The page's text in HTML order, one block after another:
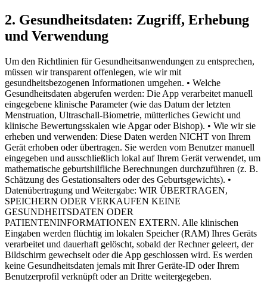
2. Gesundheitsdaten: Zugriff, Erhebung
und Verwendung
Um den Richtlinien für Gesundheitsanwendungen zu entsprechen,
müssen wir transparent offenlegen, wie wir mit
gesundheitsbezogenen Informationen umgehen. • Welche
Gesundheitsdaten abgerufen werden: Die App verarbeitet manuell
eingegebene klinische Parameter (wie das Datum der letzten
Menstruation, Ultraschall-Biometrie, mütterliches Gewicht und
klinische Bewertungsskalen wie Apgar oder Bishop). • Wie wir sie
erheben und verwenden: Diese Daten werden NICHT von Ihrem
Gerät erhoben oder übertragen. Sie werden vom Benutzer manuell
eingegeben und ausschließlich lokal auf Ihrem Gerät verwendet, um
mathematische geburtshilfliche Berechnungen durchzuführen (z. B.
Schätzung des Gestationsalters oder des Geburtsgewichts). •
Datenübertragung und Weitergabe: WIR ÜBERTRAGEN,
SPEICHERN ODER VERKAUFEN KEINE
GESUNDHEITSDATEN ODER
PATIENTENINFORMATIONEN EXTERN. Alle klinischen
Eingaben werden flüchtig im lokalen Speicher (RAM) Ihres Geräts
verarbeitet und dauerhaft gelöscht, sobald der Rechner geleert, der
Bildschirm gewechselt oder die App geschlossen wird. Es werden
keine Gesundheitsdaten jemals mit Ihrer Geräte-ID oder Ihrem
Benutzerprofil verknüpft oder an Dritte weitergegeben.